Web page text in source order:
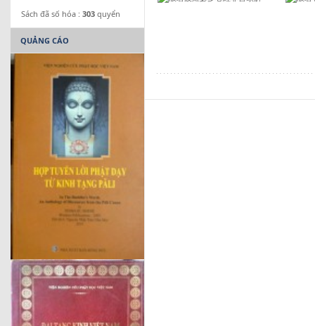
Sách đã số hóa : 303 quyển
QUẢNG CÁO